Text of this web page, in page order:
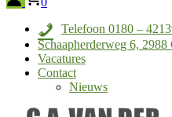
Telefoon 0180 –
Schaapherderweg 6,
Vacatures
Contact
Nieuws